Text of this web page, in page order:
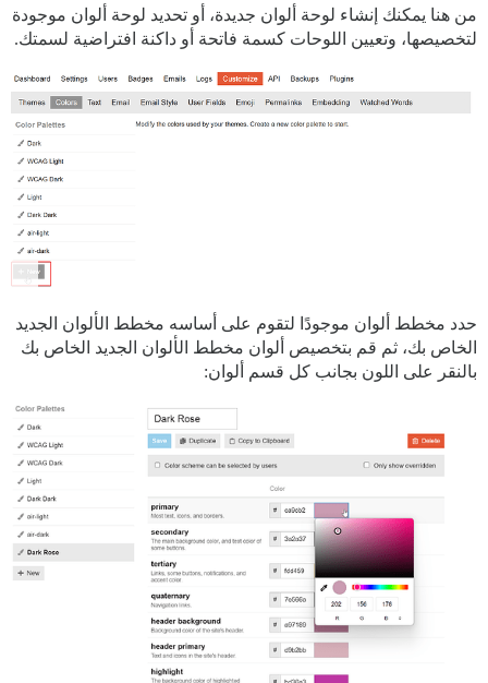
من هنا يمكنك إنشاء لوحة ألوان جديدة، أو تحديد لوحة ألوان موجودة
لتخصيصها، وتعيين اللوحات كسمة فاتحة أو داكنة افتراضية لسمتك.
حدد مخطط ألوان موجودًا لتقوم على أساسه مخطط الألوان الجديد
الخاص بك، ثم قم بتخصيص ألوان مخطط الألوان الجديد الخاص بك
بالنقر على اللون بجانب كل قسم ألوان: